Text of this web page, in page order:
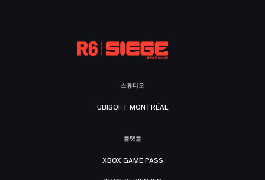
스튜디오
UBISOFT MONTRÉAL
플랫폼
XBOX GAME PASS